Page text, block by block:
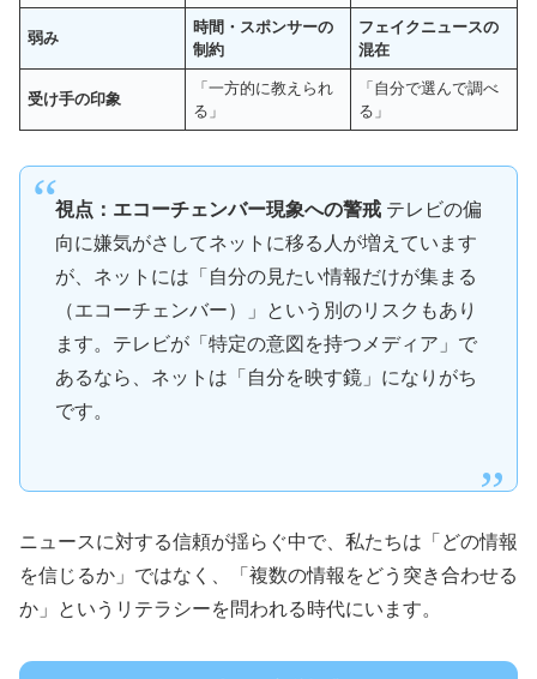
弱み
時間・スポンサーの
制約
フェイクニュースの
混在
受け手の印象
「一方的に教えられ
る」
「自分で選んで調べ
る」
視点：エコーチェンバー現象への警戒テレビの偏
向に嫌気がさしてネットに移る人が増えています
が、ネットには「自分の見たい情報だけが集まる
（エコーチェンバー）」という別のリスクもあり
ます。テレビが「特定の意図を持つメディア」で
あるなら、ネットは「自分を映す鏡」になりがち
です。
ニュースに対する信頼が揺らぐ中で、私たちは「どの情報
を信じるか」ではなく、「複数の情報をどう突き合わせる
か」というリテラシーを問われる時代にいます。